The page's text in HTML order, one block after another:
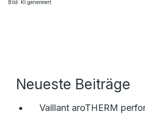
Bild: KI genereiert
Neueste Beiträge
Vaillant aroTHERM